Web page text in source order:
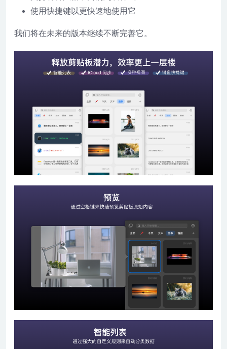
使用快捷键以更快速地使用它
我们将在未来的版本继续不断完善它。